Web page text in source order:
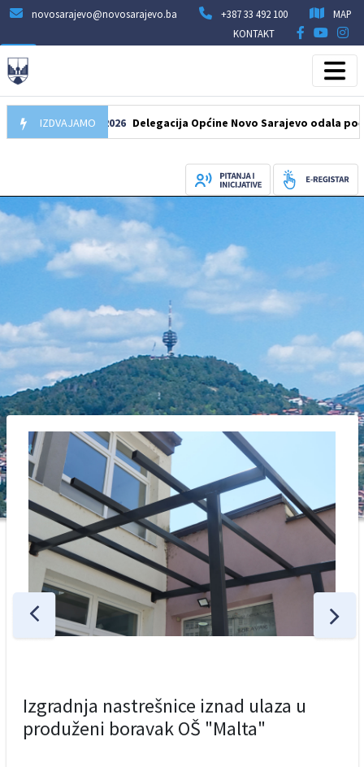
novosarajevo@novosarajevo.ba +387 33 492 100
MAP
KONTAKT
IZDVAJAMO
07.08.2026 Delegacija Općine Novo Sarajevo odala počast
Izgradnja nastrešnice iznad ulaza u
produženi boravak OŠ "Malta"